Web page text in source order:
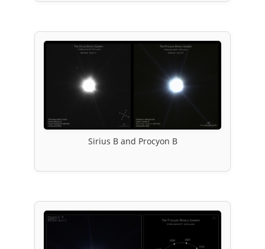
Sirius B and Procyon B